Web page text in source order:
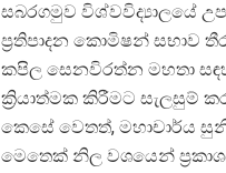
සබරගමුව විශ්වවිද්යාලයේ
ප්රතිපාදන කොමිෂන් සභාව
කපිල සෙනවිරත්න මහතා
ක්රියාත්මක කිරීමට සැලසුම්
කෙසේ වෙතත්, මහාචාර්ය
මෙතෙක් නිල වශයෙන් ප්